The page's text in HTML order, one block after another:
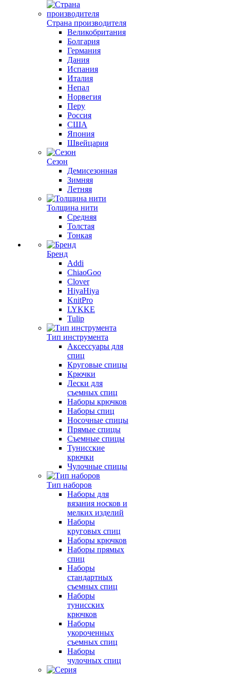
Страна производителя
Великобритания
Болгария
Германия
Дания
Испания
Италия
Непал
Норвегия
Перу
Россия
США
Япония
Швейцария
Сезон
Демисезонная
Зимняя
Летняя
Толщина нити
Средняя
Толстая
Тонкая
Бренд
Addi
ChiaoGoo
Clover
HiyaHiya
KnitPro
LYKKE
Tulip
Тип инструмента
Аксессуары для
спиц
Круговые спицы
Крючки
Лески для
съемных спиц
Наборы крючков
Наборы спиц
Носочные спицы
Прямые спицы
Съемные спицы
Тунисские
крючки
Чулочные спицы
Тип наборов
Наборы для
вязания носков и
мелких изделий
Наборы
круговых спиц
Наборы крючков
Наборы прямых
спиц
Наборы
стандартных
съемных спиц
Наборы
тунисских
крючков
Наборы
укороченных
съемных спиц
Наборы
чулочных спиц